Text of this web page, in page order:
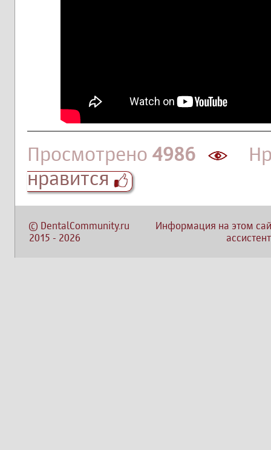
Просмотрено 4986
нравится
© DentalCommunity.ru
2015 - 2026
Информация на этом